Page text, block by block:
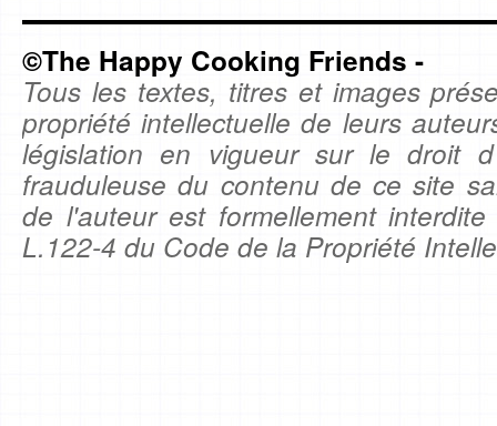
©The Happy Cooking Friends -
Tous les textes, titres et images
propriété intellectuelle de leurs
législation en vigueur sur le droit
frauduleuse du contenu de ce site
de l'auteur est formellement
L.122-4 du Code de la Propriété